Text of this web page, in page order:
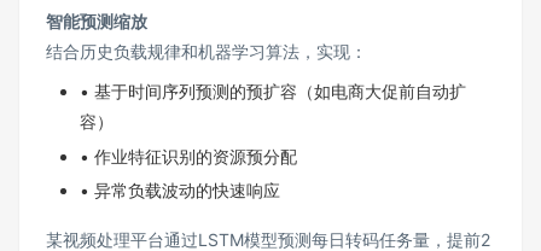
智能预测缩放
结合历史负载规律和机器学习算法，实现：
• 基于时间序列预测的预扩容（如电商大促前自动扩
容）
• 作业特征识别的资源预分配
• 异常负载波动的快速响应
某视频处理平台通过LSTM模型预测每日转码任务量，提前2